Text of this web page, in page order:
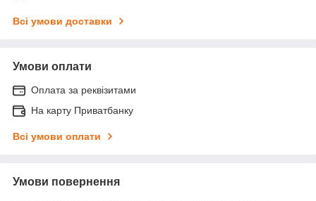
Всі умови доставки
Умови оплати
Оплата за реквізитами
На карту Приватбанку
Всі умови оплати
Умови повернення